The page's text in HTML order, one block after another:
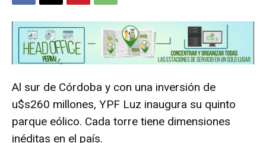
Al sur de Córdoba y con una inversión de
u$s260 millones, YPF Luz inaugura su quinto
parque eólico. Cada torre tiene dimensiones
inéditas en el país.